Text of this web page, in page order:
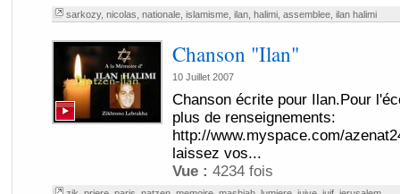
sarkozy, nicolas nationale, islamisme, ilan, halimi, assemblee, ilan halimi
Chanson "Ilan"
10 Juillet 2007
Chanson écrite pour Ilan.Pour
plus de renseignements:
http://www.myspace.com/
laissez vos...
Vue : 4234 fois